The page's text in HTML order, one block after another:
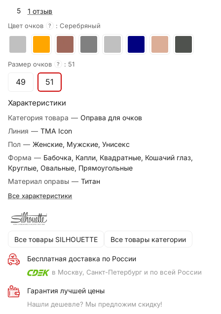
5 1 отзыв
Цвет очков ? : Серебряный
Размер очков ? : 51
49 51
Характеристики
Категория товара — Оправа для очков
Линия — TMA Icon
Пол — Женские, Мужские, Унисекс
Форма — Бабочка, Капли, Квадратные, Кошачий глаз,
Круглые, Овальные, Прямоугольные
Материал оправы — Титан
Все характеристики
Все товары SILHOUETTE Все товары категории
Бесплатная доставка по России
в Москву, Санкт-Петербург и по всей России
Гарантия лучшей цены
Нашли дешевле? Мы предложим скидку!